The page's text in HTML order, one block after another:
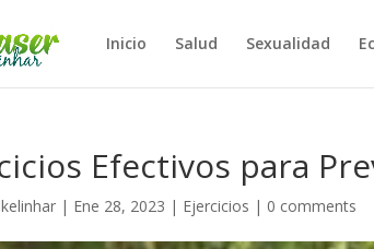
Inicio Salud Sexualidad
Efectivos para
| Ene 28, 2023 | Ejercicios | 0 comments